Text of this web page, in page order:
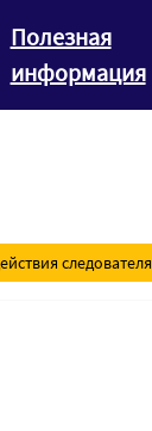
Полезная
информация
следователя